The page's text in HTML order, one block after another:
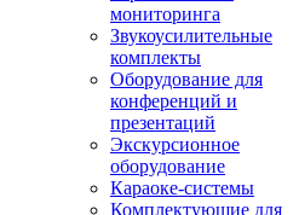
мониторинга
Звукоусилительные
комплекты
Оборудование для
конференций и
презентаций
Экскурсионное
оборудование
Караоке-системы
Комплектующие для